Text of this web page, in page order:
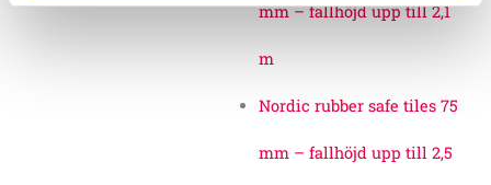
mm – fallhöjd upp till 2,1
m
Nordic rubber safe tiles 75
mm – fallhöjd upp till 2,5